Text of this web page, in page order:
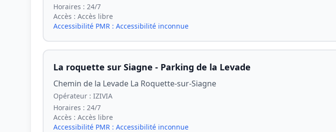
Horaires : 24/7
Accès : Accès libre
Accessibilité PMR : Accessibilité inconnue
La roquette sur Siagne - Parking de la Levade
Chemin de la Levade La Roquette-sur-Siagne
Opérateur : IZIVIA
Horaires : 24/7
Accès : Accès libre
Accessibilité PMR : Accessibilité inconnue